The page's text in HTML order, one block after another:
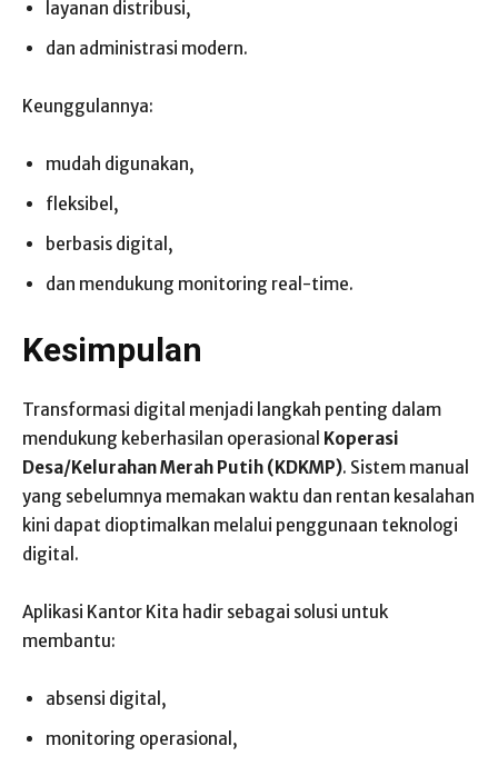
layanan distribusi,
dan administrasi modern.
Keunggulannya:
mudah digunakan,
fleksibel,
berbasis digital,
dan mendukung monitoring real-time.
Kesimpulan
Transformasi digital menjadi langkah penting dalam
mendukung keberhasilan operasional Koperasi
Desa/Kelurahan Merah Putih (KDKMP). Sistem manual
yang sebelumnya memakan waktu dan rentan kesalahan
kini dapat dioptimalkan melalui penggunaan teknologi
digital.
Aplikasi Kantor Kita hadir sebagai solusi untuk
membantu:
absensi digital,
monitoring operasional,